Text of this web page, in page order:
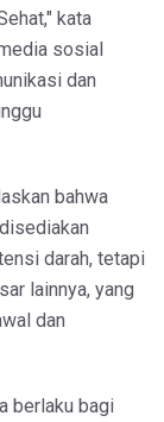
kata
sosial
dan
bahwa
darah, tetapi
lainnya, yang
dan
berlaku bagi